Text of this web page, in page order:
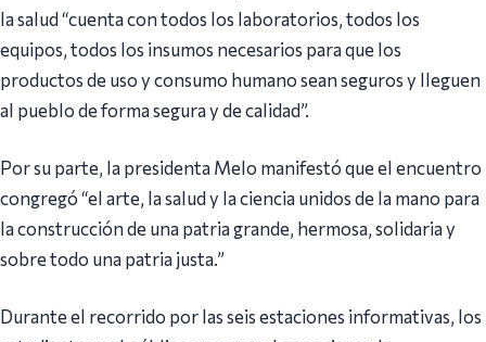
la salud “cuenta con todos los laboratorios, todos los
equipos, todos los insumos necesarios para que los
productos de uso y consumo humano sean seguros y lleguen
al pueblo de forma segura y de calidad”.
Por su parte, la presidenta Melo manifestó que el encuentro
congregó “el arte, la salud y la ciencia unidos de la mano para
la construcción de una patria grande, hermosa, solidaria y
sobre todo una patria justa.”
Durante el recorrido por las seis estaciones informativas, los